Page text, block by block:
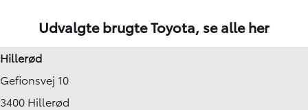
Udvalgte brugte Toyota, se alle her
Hillerød
Gefionsvej 10
3400 Hillerød